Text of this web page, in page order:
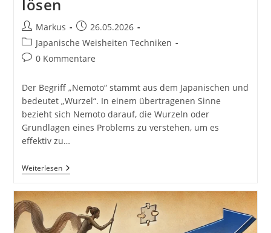
lösen
Beitrags-
Autor:
Markus
Beitrag
veröffentlicht:
26.05.2026
Beitrags-
Kategorie:
Japanische Weisheiten Techniken
Beitrags-
0 Kommentare
Der Begriff „Nemoto“ stammt aus dem Japanischen und
bedeutet „Wurzel“. In einem übertragenen Sinne
bezieht sich Nemoto darauf, die Wurzeln oder
Grundlagen eines Problems zu verstehen, um es
effektiv zu…
WeiterlesenNemoto:
Die
Oder
Grundlagen
Eines
Problems